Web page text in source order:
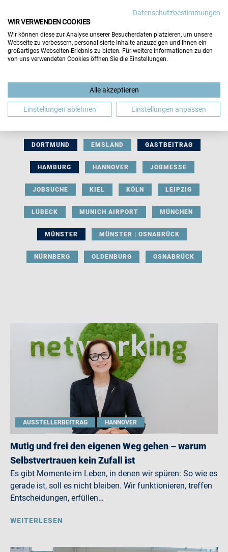
BERUFLICHE ORIENTIERUNG BEWERBUNG
DORTMUND EMSLAND GASTBEITRAG
HAMBURG HANNOVER JOBMESSE
JOBSUCHE KIEL KÖLN LEIPZIG
LÜBECK MUNICH AIRPORT MÜNCHEN
MÜNSTER MÜNSTER | OSNABRÜCK
NÜRNBERG OLDENBURG OSNABRÜCK
AUSSTELLERBEITRAG HANNOVER
Mutig und frei den eigenen Weg gehen – warum
Selbstvertrauen kein Zufall ist
Es gibt Momente im Leben, in denen wir spüren: So wie es
gerade ist, soll es nicht bleiben. Wir funktionieren, treffen
Entscheidungen, erfüllen…
WEITERLESEN
Datenschutzbestimmungen
WIR VERWENDEN COOKIES
Wir können diese zur Analyse unserer Besucherdaten platzieren, um unsere
Webseite zu verbessern, personalisierte Inhalte anzuzeigen und Ihnen ein
großartiges Webseiten-Erlebnis zu bieten. Für weitere Informationen zu den
von uns verwendeten Cookies öffnen Sie die Einstellungen.
Alle akzeptieren
Einstellungen ablehnen Einstellungen anpassen